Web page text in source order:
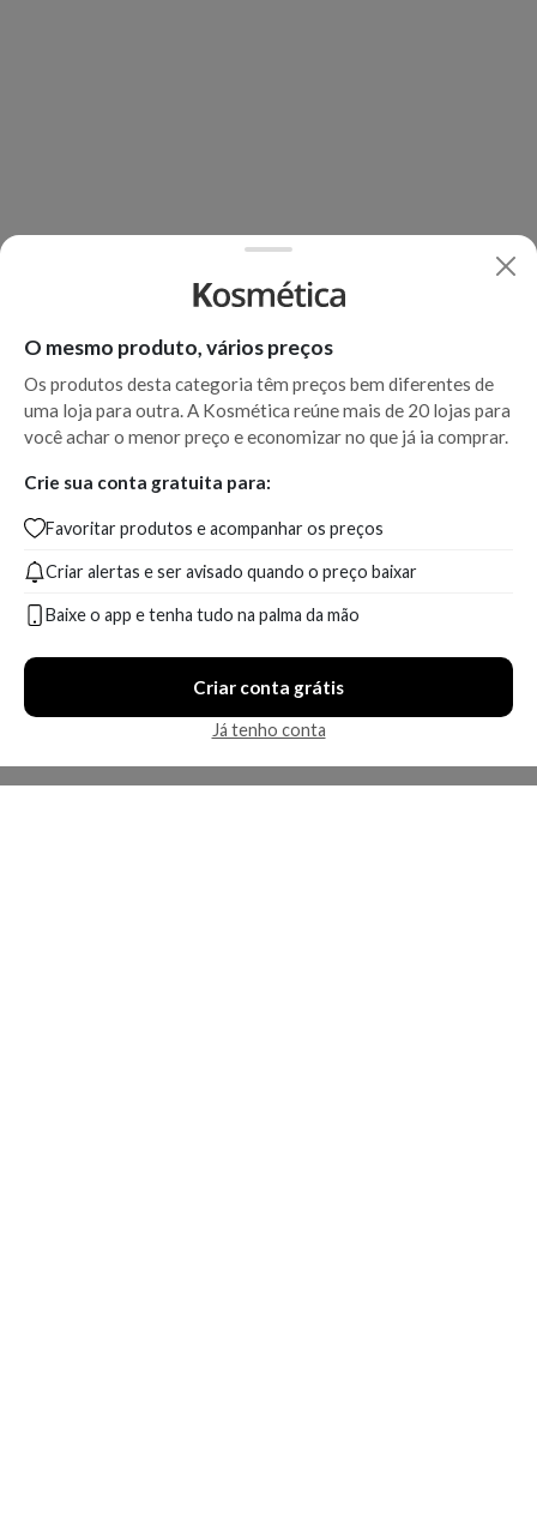
O mesmo produto, vários preços
Os produtos desta categoria têm preços bem diferentes de
uma loja para outra. A Kosmética reúne mais de 20 lojas para
você achar o menor preço e economizar no que já ia comprar.
Crie sua conta gratuita para:
Favoritar produtos e acompanhar os preços
Criar alertas e ser avisado quando o preço baixar
Baixe o app e tenha tudo na palma da mão
Criar conta grátis
Já tenho conta